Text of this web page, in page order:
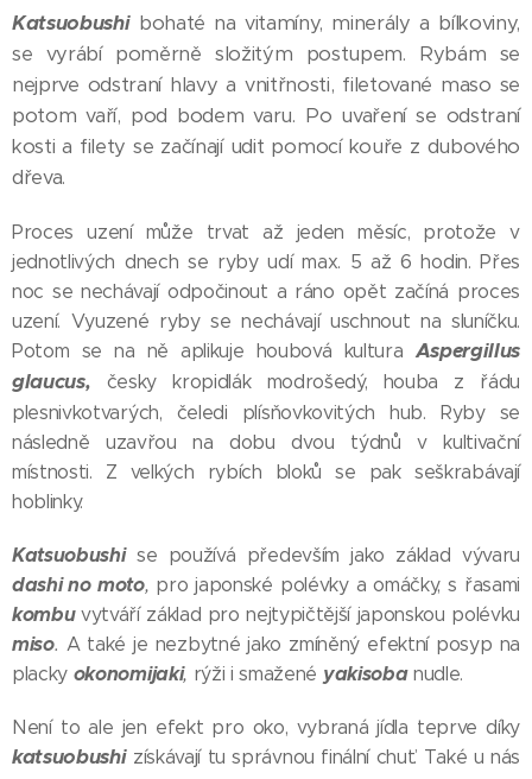
Katsuobushi bohaté na vitamíny, minerály a bílkoviny,
se vyrábí poměrně složitým postupem. Rybám se
nejprve odstraní hlavy a vnitřnosti, filetované maso se
potom vaří, pod bodem varu. Po uvaření se odstraní
kosti a filety se začínají udit pomocí kouře z dubového
dřeva.
Proces uzení může trvat až jeden měsíc, protože v
jednotlivých dnech se ryby udí max. 5 až 6 hodin. Přes
noc se nechávají odpočinout a ráno opět začíná proces
uzení. Vyuzené ryby se nechávají uschnout na sluníčku.
Potom se na ně aplikuje houbová kultura Aspergillus
glaucus, česky kropidlák modrošedý, houba z řádu
plesnivkotvarých, čeledi plísňovkovitých hub. Ryby se
následně uzavřou na dobu dvou týdnů v kultivační
místnosti. Z velkých rybích bloků se pak seškrabávají
hoblinky.
Katsuobushise používá především jako základ vývaru
dashi no moto, pro japonské polévky a omáčky, s řasami
kombu vytváří základ pro nejtypičtější japonskou polévku
miso. A také je nezbytné jako zmíněný efektní posyp na
placky okonomijaki, rýži i smažené yakisobanudle.
Není to ale jen efekt pro oko, vybraná jídla teprve díky
katsuobushizískávají tu správnou finální chuť. Také u nás